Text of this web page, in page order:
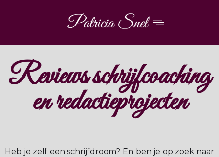
Reviews schrijfcoaching
en redactieprojecten
Heb je zelf een schrijfdroom? En ben je op zoek naar